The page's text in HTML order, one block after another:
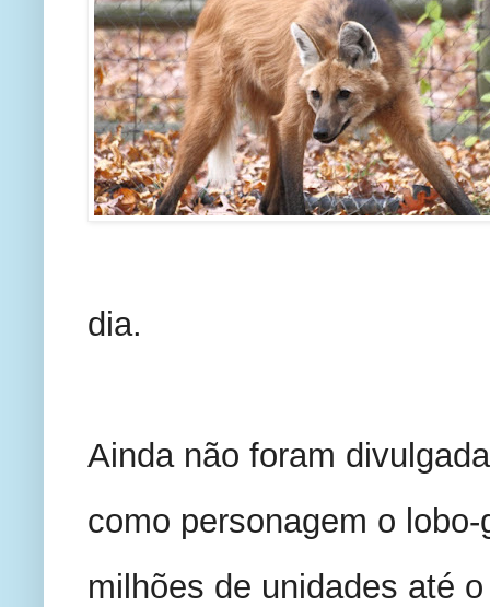
dia.
Ainda não foram
como personagem o
milhões de unidades até